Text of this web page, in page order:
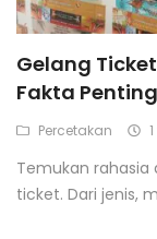
Artikel
Berita dan
Login
Gelang
Fakta
Percetakan
Temukan rahasia
ticket. Dari jenis,